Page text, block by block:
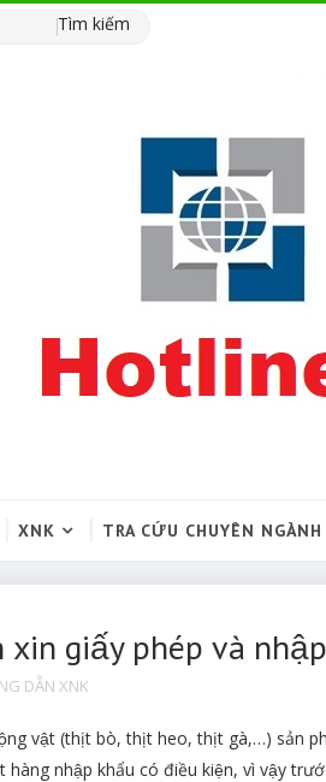
Tìm kiếm
XNK TRA CỨU CHUYÊN NGÀNH
xin giấy phép và
DẪN XNK
vật (thịt bò, thịt heo, thịt gà,…) sản
hàng nhập khẩu có điều kiện, vì vậy